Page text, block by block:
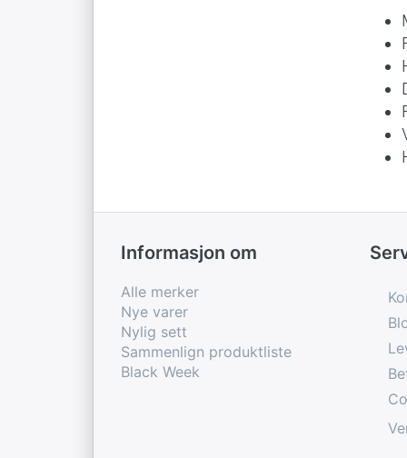
Informasjon om
Alle merker
Nye varer
Nylig sett
Sammenlign produktliste
Black Week